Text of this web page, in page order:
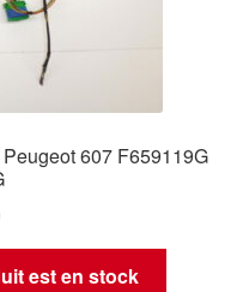
607 F659119G
est en stock